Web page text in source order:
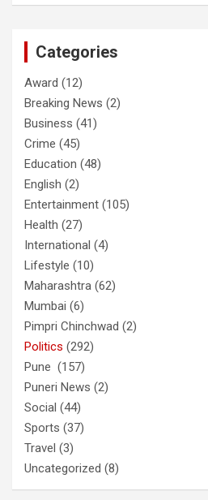
Categories
Award (12)
Breaking News (2)
Business (41)
Crime (45)
Education (48)
English (2)
Entertainment (105)
Health (27)
International (4)
Lifestyle (10)
Maharashtra (62)
Mumbai (6)
Pimpri Chinchwad (2)
Politics (292)
Pune (157)
Puneri News (2)
Social (44)
Sports (37)
Travel (3)
Uncategorized (8)